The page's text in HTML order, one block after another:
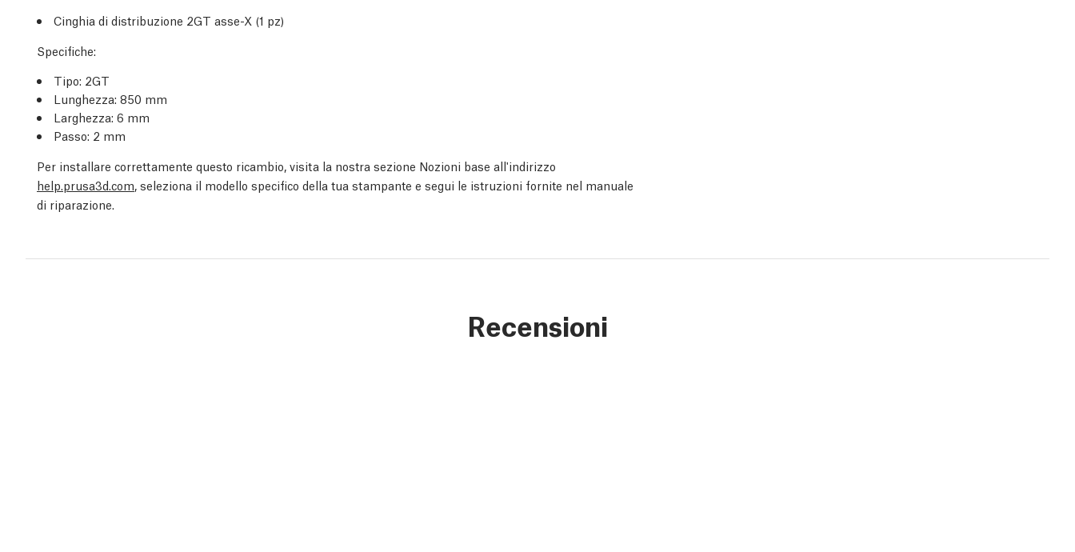
Cinghia di distribuzione 2GT asse-X (1 pz)
Specifiche:
Tipo: 2GT
Lunghezza: 850 mm
Larghezza: 6 mm
Passo: 2 mm
Per installare correttamente questo ricambio, visita la nostra sezione Nozioni base all'indirizzo
help.prusa3d.com, seleziona il modello specifico della tua stampante e segui le istruzioni fornite nel manuale
di riparazione.
Recensioni